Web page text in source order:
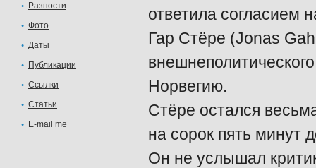
Разности
Фото
Даты
Публикации
Ссылки
Статьи
E-mail me
ответила согласием
Гар Стёре (Jonas
Норвегию.
Стёре остался
на сорок пять минут
Он не услышал